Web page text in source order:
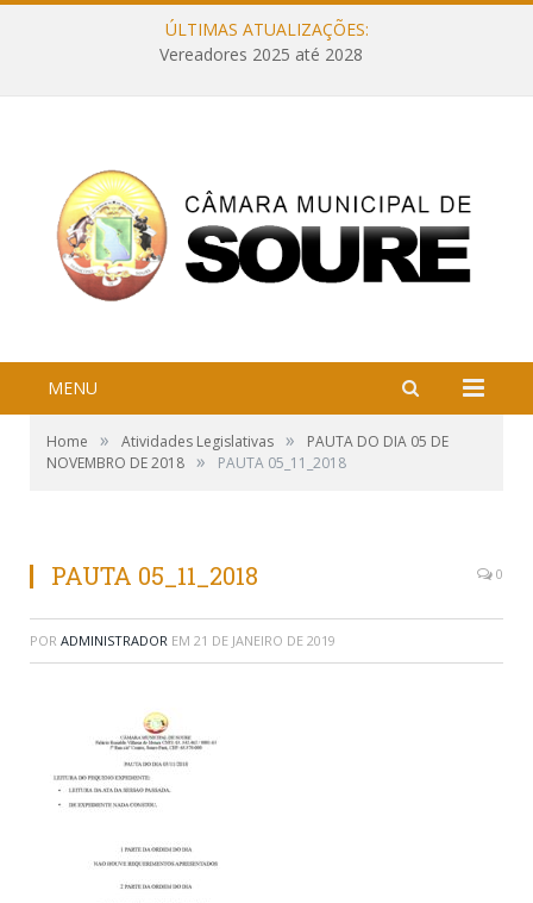
ÚLTIMAS ATUALIZAÇÕES:
Vereadores 2025 até 2028
MENU
Home » Atividades Legislativas »
PAUTA DO DIA 05 DE
NOVEMBRO DE 2018 » PAUTA 05_11_2018
PAUTA 05_11_2018 0
POR ADMINISTRADOR EM 21 DE JANEIRO DE 2019